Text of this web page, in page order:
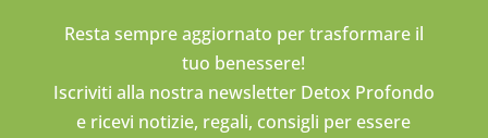
Resta sempre aggiornato per trasformare il
tuo benessere!
Iscriviti alla nostra newsletter Detox Profondo
e ricevi notizie, regali, consigli per essere